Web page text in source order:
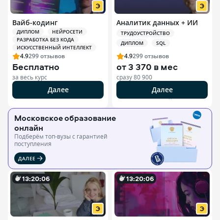
Вайб-кодинг
ДИПЛОМ
НЕЙРОСЕТИ
РАЗРАБОТКА БЕЗ КОДА
ИСКУССТВЕННЫЙ ИНТЕЛЛЕКТ
4.9299отзывов
Бесплатно
за весь курс
Далее
Аналитик данных + ИИ
ТРУДОУСТРОЙСТВО
ДИПЛОМ
SQL
4.9299отзывов
от3 370 в мес
сразу80 900
Далее
Московское образование
онлайн
Подберём топ-вузы c гарантией
поступления
ДАЛЕЕ
13:20:04 13:20:04